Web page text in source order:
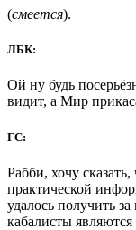
(смеется).
ЛБК:
Ой ну будь
видит, а Мир
ГС:
Рабби, хочу
практической
удалось получить
кабалисты